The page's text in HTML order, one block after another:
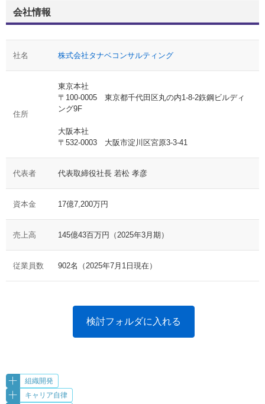
会社情報
社名 株式会社タナベコンサルティング
住所
東京本社
〒100-0005 東京都千代田区丸の内1-8-2鉃鋼ビルディ
ング9F
大阪本社
〒532-0003 大阪市淀川区宮原3-3-41
代表者 代表取締役社長 若松 孝彦
資本金 17億7,200万円
売上高 145億43百万円（2025年3月期）
従業員数 902名（2025年7月1日現在）
検討フォルダに入れる
組織開発
キャリア自律